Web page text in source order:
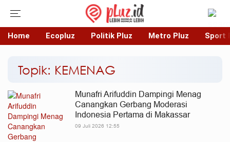
Home Ecopluz Politik Pluz Metro Pluz Sport
Topik: KEMENAG
Munafri Arifuddin Dampingi Menag
Canangkan Gerbang Moderasi
Indonesia Pertama di Makassar
09 Juli 2026 12:55